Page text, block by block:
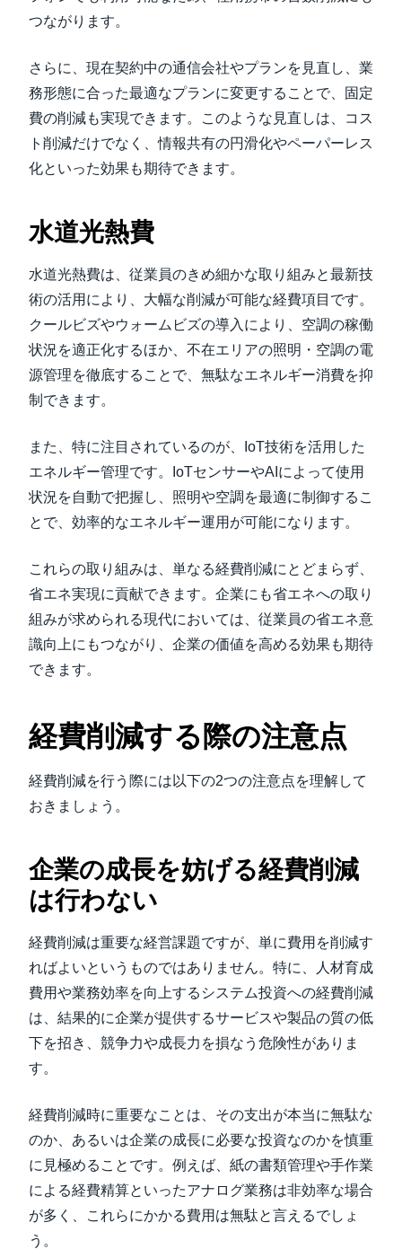
つながります。
さらに、現在契約中の通信会社やプランを見直し、業
務形態に合った最適なプランに変更することで、固定
費の削減も実現できます。このような見直しは、コス
ト削減だけでなく、情報共有の円滑化やペーパーレス
化といった効果も期待できます。
水道光熱費
水道光熱費は、従業員のきめ細かな取り組みと最新技
術の活用により、大幅な削減が可能な経費項目です。
クールビズやウォームビズの導入により、空調の稼働
状況を適正化するほか、不在エリアの照明・空調の電
源管理を徹底することで、無駄なエネルギー消費を抑
制できます。
また、特に注目されているのが、IoT技術を活用した
エネルギー管理です。IoTセンサーやAIによって使用
状況を自動で把握し、照明や空調を最適に制御するこ
とで、効率的なエネルギー運用が可能になります。
これらの取り組みは、単なる経費削減にとどまらず、
省エネ実現に貢献できます。企業にも省エネへの取り
組みが求められる現代においては、従業員の省エネ意
識向上にもつながり、企業の価値を高める効果も期待
できます。
経費削減する際の注意点
経費削減を行う際には以下の2つの注意点を理解して
おきましょう。
企業の成長を妨げる経費削減
は行わない
経費削減は重要な経営課題ですが、単に費用を削減す
ればよいというものではありません。特に、人材育成
費用や業務効率を向上するシステム投資への経費削減
は、結果的に企業が提供するサービスや製品の質の低
下を招き、競争力や成長力を損なう危険性がありま
す。
経費削減時に重要なことは、その支出が本当に無駄な
のか、あるいは企業の成長に必要な投資なのかを慎重
に見極めることです。例えば、紙の書類管理や手作業
による経費精算といったアナログ業務は非効率な場合
が多く、これらにかかる費用は無駄と言えるでしょ
う。